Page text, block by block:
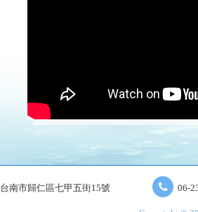
台南市歸仁區七甲五街15號 06-